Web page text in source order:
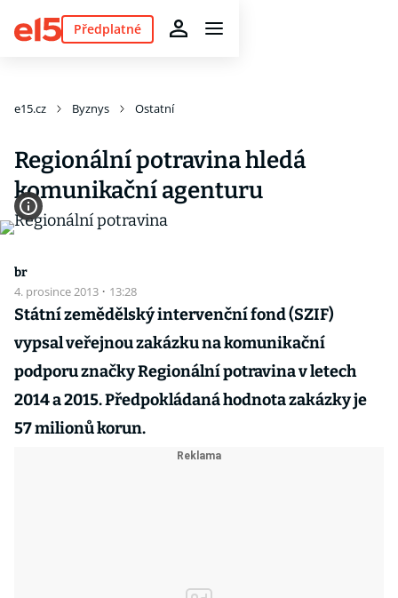
Předplatné
e15.cz Byznys Ostatní
Regionální potravina hledá
komunikační agenturu
br
4. prosince 2013 · 13:28
Státní zemědělský intervenční fond (SZIF)
vypsal veřejnou zakázku na komunikační
podporu značky Regionální potravina v letech
2014 a 2015. Předpokládaná hodnota zakázky je
57 milionů korun.